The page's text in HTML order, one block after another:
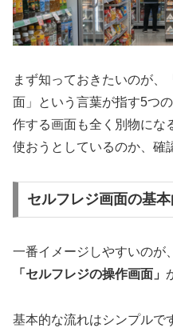
まず知っておきたいのが、
面」という言葉が指す5つ
作する画面も全く別物にな
使おうとしているのか、確
セルフレジ画面の基
一番イメージしやすいのが
「セルフレジの操作画面」
基本的な流れはシンプルで